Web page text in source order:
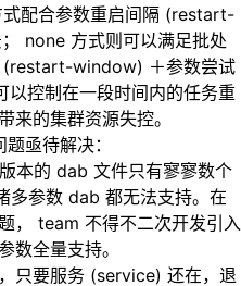
配合参数重启间隔 (restart-
none 方式则可以满足批处
(restart-window) ＋参数尝试
控制在一段时间内的任务重
来的集群资源失控。
亟待解决：
本的 dab 文件只有寥寥数个
多参数 dab 都无法支持。在
， team 不得不二次开发引入
数全量支持。
只要服务 (service) 还在，退